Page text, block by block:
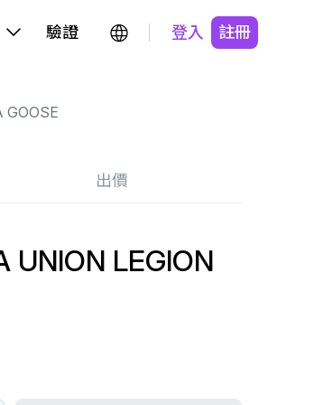
驗證 登入 註冊
GOOSE
出價
UNION LEGION